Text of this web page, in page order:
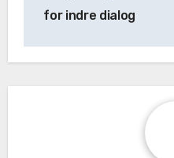
for indre dialog